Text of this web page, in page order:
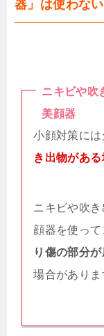
器」は使わな
ニキビや吹
美顔器
小顔対策には
き出物がある
ニキビや吹
顔器を使って
り傷の部分
場合がありま